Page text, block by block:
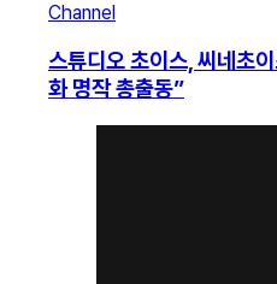
Channel
스튜디오 초이스, 씨네초
화 명작 총출동”